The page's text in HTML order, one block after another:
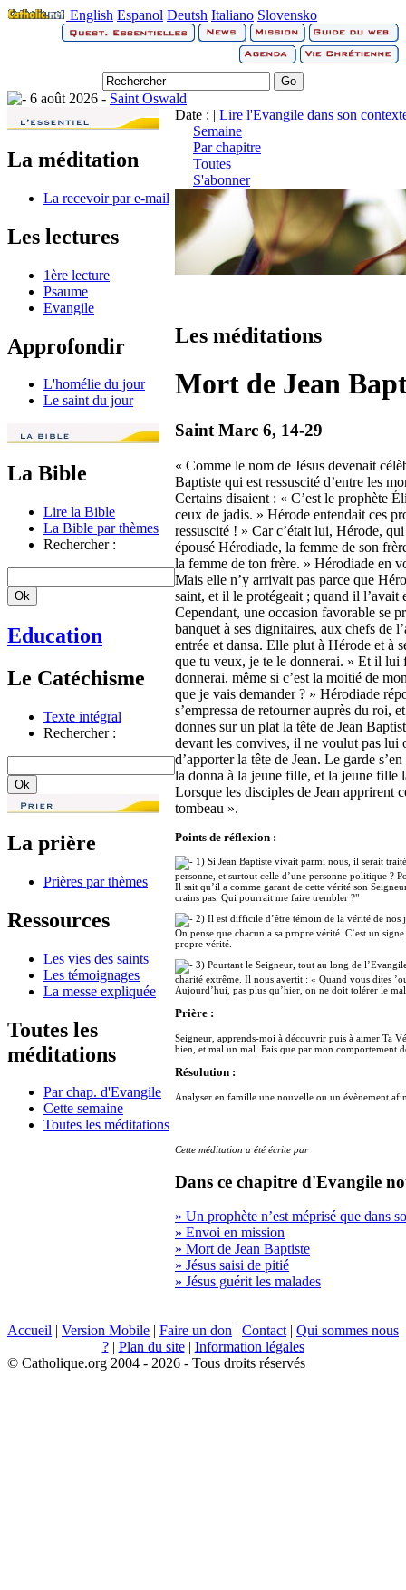
English Espanol Deutsh Italiano Slovensko
6 août 2026 - Saint Oswald
La méditation
La recevoir par e-mail
Les lectures
1ère lecture
Psaume
Evangile
Approfondir
L'homélie du jour
Le saint du jour
La Bible
Lire la Bible
La Bible par thèmes
Rechercher :
Education
Le Catéchisme
Texte intégral
Rechercher :
La prière
Prières par thèmes
Ressources
Les vies des saints
Les témoignages
La messe expliquée
Toutes les
méditations
Par chap. d'Evangile
Cette semaine
Toutes les méditations
Date : | Lire l'Evangile dans son
Semaine
Par chapitre
Toutes
S'abonner
Les méditations
Mort de Jean
Saint Marc 6, 14-29
« Comme le nom de Jésus devenait
Baptiste qui est ressuscité d’entre les
Certains disaient : « C’est le prophète
ceux de jadis. » Hérode entendait ces
ressuscité ! » Car c’était lui, Hérode,
épousé Hérodiade, la femme de son
la femme de ton frère. » Hérodiade en
Mais elle n’y arrivait pas parce que
saint, et il le protégeait ; quand il l’avait
Cependant, une occasion favorable se
banquet à ses dignitaires, aux chefs de
entrée et dansa. Elle plut à Hérode et à
que tu veux, je te le donnerai. » Et il lui
donnerai, même si c’est la moitié de
que je vais demander ? » Hérodiade
s’empressa de retourner auprès du roi,
donnes sur un plat la tête de Jean
devant les convives, il ne voulut pas lui
d’apporter la tête de Jean. Le garde
la donna à la jeune fille, et la jeune fille
Lorsque les disciples de Jean apprirent
tombeau ».
Points de réflexion :
1) Si Jean Baptiste vivait parmi nous, il serait
personne, et surtout celle d’une personne politique ?
Il sait qu’il a comme garant de cette vérité son
crains pas. Qui pourrait me faire trembler ?"
2) Il est difficile d’être témoin de la vérité de nos
On pense que chacun a sa propre vérité. C’est un
propre vérité.
3) Pourtant le Seigneur, tout au long de
charité extrême. Il nous avertit : « Quand vous dites
Aujourd’hui, pas plus qu’hier, on ne doit tolérer le
Prière :
Seigneur, apprends-moi à découvrir puis à aimer Ta
bien, et mal un mal. Fais que par mon comportement
Résolution :
Analyser en famille une nouvelle ou un évènement
Cette méditation a été écrite par
Dans ce chapitre d'Evangile
» Un prophète n’est méprisé que dans
» Envoi en mission
» Mort de Jean Baptiste
» Jésus saisi de pitié
» Jésus guérit les malades
Accueil | Version Mobile | Faire un don | Contact | Qui sommes nous
?| Plan du site| Information légales
© Catholique.org 2004 - 2026 - Tous droits réservés